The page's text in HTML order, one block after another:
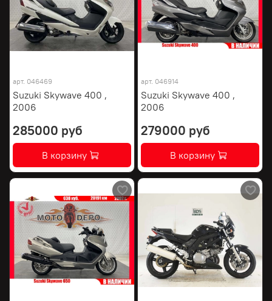
арт. 046469
Suzuki Skywave 400 ,
2006
285000 руб
В корзину
арт. 046914
Suzuki Skywave 400 ,
2006
279000 руб
В корзину